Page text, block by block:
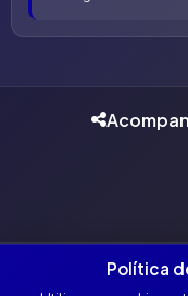
Política
© 2026 Prefeitura